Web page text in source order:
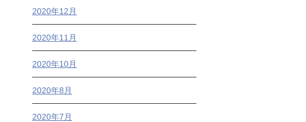
2020年12月
2020年11月
2020年10月
2020年8月
2020年7月